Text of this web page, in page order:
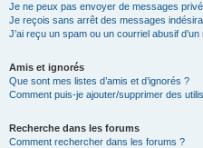
Je ne peux pas envoyer de messages
Je reçois sans arrêt des messages
J’ai reçu un spam ou un courriel abusif
Amis et ignorés
Que sont mes listes d’amis et d’ignorés ?
Comment puis-je ajouter/supprimer des
Recherche dans les forums
Comment rechercher dans les forums ?